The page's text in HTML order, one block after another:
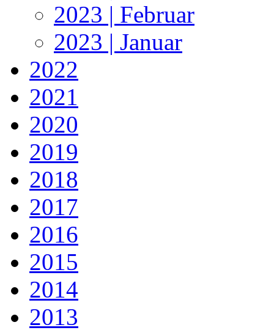
2023 | Februar
2023 | Januar
2022
2021
2020
2019
2018
2017
2016
2015
2014
2013